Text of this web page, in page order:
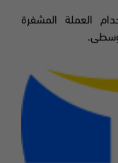
العملة المشفرة